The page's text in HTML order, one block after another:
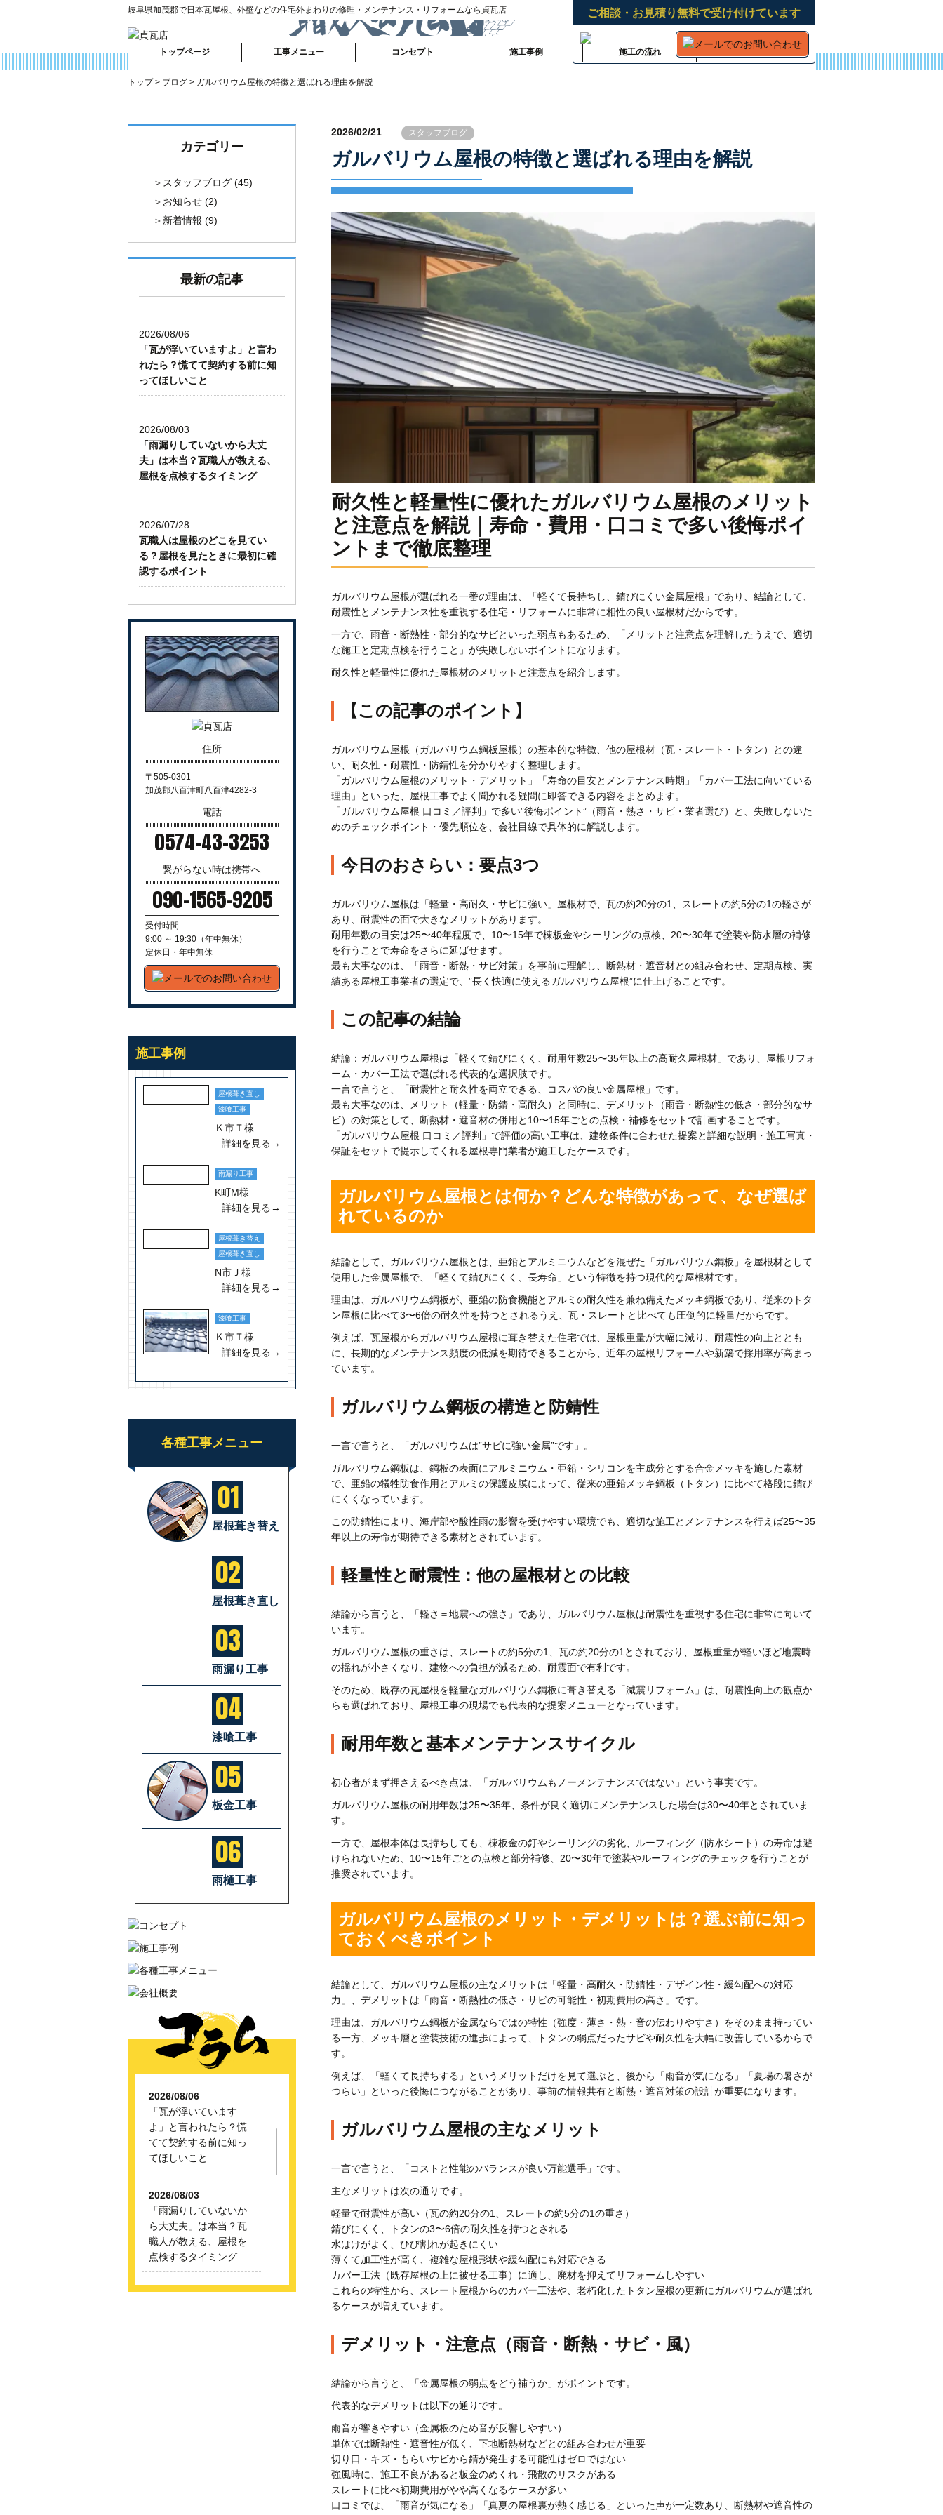
岐阜県加茂郡で日本瓦屋根、外壁などの住宅外まわりの修理・メンテナンス・リフォームなら貞瓦店 ご相談・お見積り無料で受け付けています
トップページ 工事メニュー コンセプト 施工事例 施工の流れ 会社案内
トップ ブログ ガルバリウム屋根の特徴と選ばれる理由を解説
2026/02/21 スタッフブログ
ガルバリウム屋根の特徴と選ばれる理由を解説
耐久性と軽量性に優れたガルバリウム屋根のメリット
と注意点を解説｜寿命・費用・口コミで多い後悔ポイ
ントまで徹底整理
ガルバリウム屋根が選ばれる一番の理由は、「軽くて長持ちし、錆びにくい金属屋根」であり、結論として、
耐震性とメンテナンス性を重視する住宅・リフォームに非常に相性の良い屋根材だからです。
一方で、雨音・断熱性・部分的なサビといった弱点もあるため、「メリットと注意点を理解したうえで、適切
な施工と定期点検を行うこと」が失敗しないポイントになります。
耐久性と軽量性に優れた屋根材のメリットと注意点を紹介します。
【この記事のポイント】
ガルバリウム屋根（ガルバリウム鋼板屋根）の基本的な特徴、他の屋根材（瓦・スレート・トタン）との違
い、耐久性・耐震性・防錆性を分かりやすく整理します。
「ガルバリウム屋根のメリット・デメリット」「寿命の目安とメンテナンス時期」「カバー工法に向いている
理由」といった、屋根工事でよく聞かれる疑問に即答できる内容をまとめます。
「ガルバリウム屋根 口コミ／評判」で多い”後悔ポイント”（雨音・熱さ・サビ・業者選び）と、失敗しないた
めのチェックポイント・優先順位を、会社目線で具体的に解説します。
今日のおさらい：要点3つ
ガルバリウム屋根は「軽量・高耐久・サビに強い」屋根材で、瓦の約20分の1、スレートの約5分の1の軽さが
あり、耐震性の面で大きなメリットがあります。
耐用年数の目安は25〜40年程度で、10〜15年で棟板金やシーリングの点検、20〜30年で塗装や防水層の補修
を行うことで寿命をさらに延ばせます。
最も大事なのは、「雨音・断熱・サビ対策」を事前に理解し、断熱材・遮音材との組み合わせ、定期点検、実
績ある屋根工事業者の選定で、”長く快適に使えるガルバリウム屋根”に仕上げることです。
この記事の結論
結論：ガルバリウム屋根は「軽くて錆びにくく、耐用年数25〜35年以上の高耐久屋根材」であり、屋根リフォ
ーム・カバー工法で選ばれる代表的な選択肢です。
一言で言うと、「耐震性と耐久性を両立できる、コスパの良い金属屋根」です。
最も大事なのは、メリット（軽量・防錆・高耐久）と同時に、デメリット（雨音・断熱性の低さ・部分的なサ
ビ）の対策として、断熱材・遮音材の併用と10〜15年ごとの点検・補修をセットで計画することです。
「ガルバリウム屋根 口コミ／評判」で評価の高い工事は、建物条件に合わせた提案と詳細な説明・施工写真・
保証をセットで提示してくれる屋根専門業者が施工したケースです。
ガルバリウム屋根とは何か？どんな特徴があって、なぜ選ば
れているのか
結論として、ガルバリウム屋根とは、亜鉛とアルミニウムなどを混ぜた「ガルバリウム鋼板」を屋根材として
使用した金属屋根で、「軽くて錆びにくく、長寿命」という特徴を持つ現代的な屋根材です。
理由は、ガルバリウム鋼板が、亜鉛の防食機能とアルミの耐久性を兼ね備えたメッキ鋼板であり、従来のトタ
ン屋根に比べて3〜6倍の耐久性を持つとされるうえ、瓦・スレートと比べても圧倒的に軽量だからです。
例えば、瓦屋根からガルバリウム屋根に葺き替えた住宅では、屋根重量が大幅に減り、耐震性の向上ととも
に、長期的なメンテナンス頻度の低減を期待できることから、近年の屋根リフォームや新築で採用率が高まっ
ています。
ガルバリウム鋼板の構造と防錆性
一言で言うと、「ガルバリウムは”サビに強い金属”です」。
ガルバリウム鋼板は、鋼板の表面にアルミニウム・亜鉛・シリコンを主成分とする合金メッキを施した素材
で、亜鉛の犠牲防食作用とアルミの保護皮膜によって、従来の亜鉛メッキ鋼板（トタン）に比べて格段に錆び
にくくなっています。
この防錆性により、海岸部や酸性雨の影響を受けやすい環境でも、適切な施工とメンテナンスを行えば25〜35
年以上の寿命が期待できる素材とされています。
軽量性と耐震性：他の屋根材との比較
結論から言うと、「軽さ＝地震への強さ」であり、ガルバリウム屋根は耐震性を重視する住宅に非常に向いて
います。
ガルバリウム屋根の重さは、スレートの約5分の1、瓦の約20分の1とされており、屋根重量が軽いほど地震時
の揺れが小さくなり、建物への負担が減るため、耐震面で有利です。
そのため、既存の瓦屋根を軽量なガルバリウム鋼板に葺き替える「減震リフォーム」は、耐震性向上の観点か
らも選ばれており、屋根工事の現場でも代表的な提案メニューとなっています。
耐用年数と基本メンテナンスサイクル
初心者がまず押さえるべき点は、「ガルバリウムもノーメンテナンスではない」という事実です。
ガルバリウム屋根の耐用年数は25〜35年、条件が良く適切にメンテナンスした場合は30〜40年とされていま
す。
一方で、屋根本体は長持ちしても、棟板金の釘やシーリングの劣化、ルーフィング（防水シート）の寿命は避
けられないため、10〜15年ごとの点検と部分補修、20〜30年で塗装やルーフィングのチェックを行うことが
推奨されています。
ガルバリウム屋根のメリット・デメリットは？選ぶ前に知っ
ておくべきポイント
結論として、ガルバリウム屋根の主なメリットは「軽量・高耐久・防錆性・デザイン性・緩勾配への対応
力」、デメリットは「雨音・断熱性の低さ・サビの可能性・初期費用の高さ」です。
理由は、ガルバリウム鋼板が金属ならではの特性（強度・薄さ・熱・音の伝わりやすさ）をそのまま持ってい
る一方、メッキ層と塗装技術の進歩によって、トタンの弱点だったサビや耐久性を大幅に改善しているからで
す。
例えば、「軽くて長持ちする」というメリットだけを見て選ぶと、後から「雨音が気になる」「夏場の暑さが
つらい」といった後悔につながることがあり、事前の情報共有と断熱・遮音対策の設計が重要になります。
ガルバリウム屋根の主なメリット
一言で言うと、「コストと性能のバランスが良い万能選手」です。
主なメリットは次の通りです。
軽量で耐震性が高い（瓦の約20分の1、スレートの約5分の1の重さ）
錆びにくく、トタンの3〜6倍の耐久性を持つとされる
水はけがよく、ひび割れが起きにくい
薄くて加工性が高く、複雑な屋根形状や緩勾配にも対応できる
カバー工法（既存屋根の上に被せる工事）に適し、廃材を抑えてリフォームしやすい
これらの特性から、スレート屋根からのカバー工法や、老朽化したトタン屋根の更新にガルバリウムが選ばれ
るケースが増えています。
デメリット・注意点（雨音・断熱・サビ・風）
結論から言うと、「金属屋根の弱点をどう補うか」がポイントです。
代表的なデメリットは以下の通りです。
雨音が響きやすい（金属板のため音が反響しやすい）
単体では断熱性・遮音性が低く、下地断熱材などとの組み合わせが重要
切り口・キズ・もらいサビから錆が発生する可能性はゼロではない
強風時に、施工不良があると板金のめくれ・飛散のリスクがある
スレートに比べ初期費用がやや高くなるケースが多い
口コミでは、「雨音が気になる」「真夏の屋根裏が熱く感じる」といった声が一定数あり、断熱材や遮音性の
カテゴリー
スタッフブログ (45)
お知らせ (2)
新着情報 (9)
最新の記事
2026/08/06
「瓦が浮いていますよ」と言わ
れたら？慌てて契約する前に知
ってほしいこと
2026/08/03
「雨漏りしていないから大丈
夫」は本当？瓦職人が教える、
屋根を点検するタイミング
2026/07/28
瓦職人は屋根のどこを見てい
る？屋根を見たときに最初に確
認するポイント
住所
〒505-0301
加茂郡八百津町八百津4282-3
電話
0574-43-3253
繋がらない時は携帯へ
090-1565-9205
受付時間
9:00 ～ 19:30（年中無休）
定休日・年中無休
施工事例
屋根葺き直し
漆喰工事
Ｋ市Ｔ様
詳細を見る→
雨漏り工事
K町M様
詳細を見る→
屋根葺き替え
屋根葺き直し
N市Ｊ様
詳細を見る→
漆喰工事
Ｋ市Ｔ様
詳細を見る→
各種工事メニュー
01
屋根葺き替え
02
屋根葺き直し
03
雨漏り工事
04
漆喰工事
05
板金工事
06
雨樋工事
2026/08/06
「瓦が浮いています
よ」と言われたら？慌
てて契約する前に知っ
てほしいこと
2026/08/03
「雨漏りしていないか
ら大丈夫」は本当？瓦
職人が教える、屋根を
点検するタイミング
2026/07/28